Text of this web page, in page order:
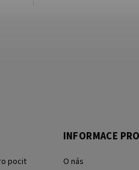
pocit
INFORMACE
O nás